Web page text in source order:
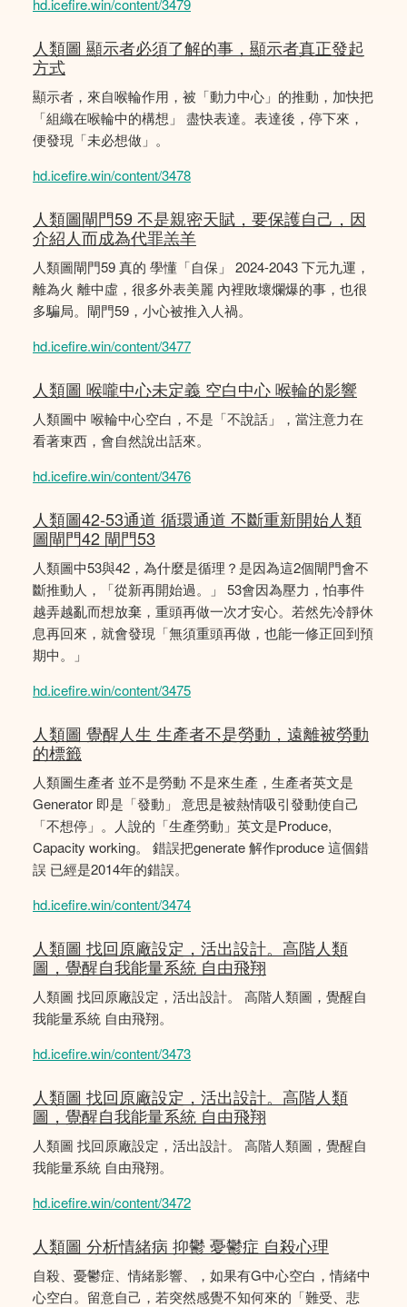
hd.icefire.win/content/3479
人類圖 顯示者必須了解的事，顯示者真正發起
方式
顯示者，來自喉輪作用，被「動力中心」的推動，加快把
「組織在喉輪中的構想」 盡快表達。表達後，停下來，
便發現「未必想做」。
hd.icefire.win/content/3478
人類圖閘門59 不是親密天賦，要保護自己，因
介紹人而成為代罪羔羊
人類圖閘門59 真的 學懂「自保」 2024-2043 下元九運，
離為火 離中虛，很多外表美麗 內裡敗壞爛爆的事，也很
多騙局。閘門59，小心被推入人禍。
hd.icefire.win/content/3477
人類圖 喉嚨中心未定義 空白中心 喉輪的影響
人類圖中 喉輪中心空白，不是「不說話」，當注意力在
看著東西，會自然說出話來。
hd.icefire.win/content/3476
人類圖42-53通道 循環通道 不斷重新開始人類
圖閘門42 閘門53
人類圖中53與42，為什麼是循理？是因為這2個閘門會不
斷推動人，「從新再開始過。」 53會因為壓力，怕事件
越弄越亂而想放棄，重頭再做一次才安心。若然先冷靜休
息再回來，就會發現「無須重頭再做，也能一修正回到預
期中。」
hd.icefire.win/content/3475
人類圖 覺醒人生 生產者不是勞動，遠離被勞動
的標籤
人類圖生產者 並不是勞動 不是來生產，生產者英文是
Generator 即是「發動」 意思是被熱情吸引發動使自己
「不想停」。人說的「生產勞動」英文是Produce,
Capacity working。 錯誤把generate 解作produce 這個錯
誤 已經是2014年的錯誤。
hd.icefire.win/content/3474
人類圖 找回原廠設定，活出設計。高階人類
圖，覺醒自我能量系統 自由飛翔
人類圖 找回原廠設定，活出設計。 高階人類圖，覺醒自
我能量系統 自由飛翔。
hd.icefire.win/content/3473
人類圖 找回原廠設定，活出設計。高階人類
圖，覺醒自我能量系統 自由飛翔
人類圖 找回原廠設定，活出設計。 高階人類圖，覺醒自
我能量系統 自由飛翔。
hd.icefire.win/content/3472
人類圖 分析情緒病 抑鬱 憂鬱症 自殺心理
自殺、憂鬱症、情緒影響、，如果有G中心空白，情緒中
心空白。留意自己，若突然感覺不知何來的「難受、悲